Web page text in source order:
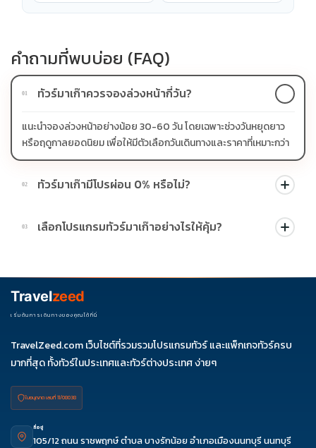
คำถามที่พบบ่อย (FAQ)
01 ทัวร์มาเก๊าควรจองล่วงหน้ากี่วัน?
แนะนำจองล่วงหน้าอย่างน้อย 30-60 วัน โดยเฉพาะช่วงวันหยุดยาว
หรือฤดูกาลยอดนิยม เพื่อให้มีตัวเลือกวันเดินทางและราคาที่เหมาะกว่า
02 ทัวร์มาเก๊ามีโปรผ่อน 0% หรือไม่?
บางโปรแกรมมีโปรผ่อน 0% หรือโปรโมชั่นบัตรเครดิตตามเงื่อนไขที่
บริษัทกำหนด สามารถดูสัญลักษณ์โปรโมชั่นในรายการทัวร์แต่ละ
03 เลือกโปรแกรมทัวร์มาเก๊าอย่างไรให้คุ้ม?
ช่วงราคา ไม่ควรเทียบจากราคาต่ำสุดเพียงอย่างเดียว
Travelzeed
เริ่มต้นการเดินทางของคุณได้ที่นี่
TravelZeed.com เว็บไซต์ที่รวมรวมโปรแกรมทัวร์ และแพ็กเกจทัวร์ครบ
มากที่สุด ทั้งทัวร์ในประเทศและทัวร์ต่างประเทศ ง่ายๆ
ใบอนุญาต เลขที่ 11/08038
ที่อยู่
105/12 ถนน ราชพฤกษ์ ตำบล บางรักน้อย อำเภอเมืองนนทบุรี นนทบุรี